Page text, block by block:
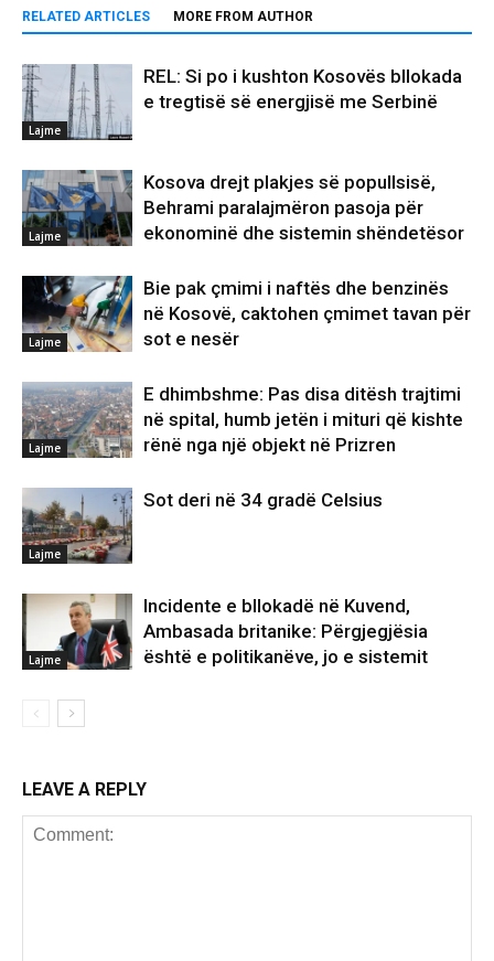
RELATED ARTICLES MORE FROM AUTHOR
Lajme
REL: Si po i kushton Kosovës bllokada
e tregtisë së energjisë me Serbinë
Lajme
Kosova drejt plakjes së popullsisë,
Behrami paralajmëron pasoja për
ekonominë dhe sistemin shëndetësor
Lajme
Bie pak çmimi i naftës dhe benzinës
në Kosovë, caktohen çmimet tavan për
sot e nesër
Lajme
E dhimbshme: Pas disa ditësh trajtimi
në spital, humb jetën i mituri që kishte
rënë nga një objekt në Prizren
Lajme
Sot deri në 34 gradë Celsius
Lajme
Incidente e bllokadë në Kuvend,
Ambasada britanike: Përgjegjësia
është e politikanëve, jo e sistemit
LEAVE A REPLY